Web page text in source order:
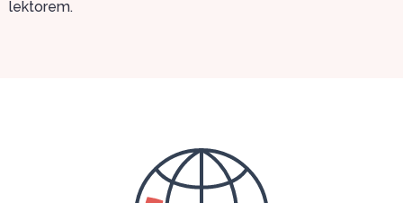
lektorem.